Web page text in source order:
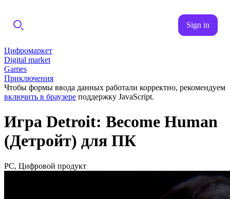
Sign in
Цифромаркет
Digital market
Games
Приключения
Чтобы формы ввода данных работали корректно, рекомендуем
включить в браузере поддержку JavaScript.
Игра Detroit: Become Human
(Детройт) для ПК
PC, Цифровой продукт